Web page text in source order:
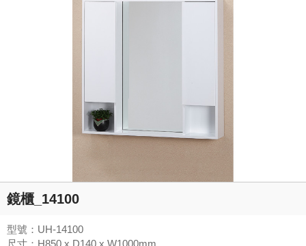
鏡櫃_14100
型號：UH-14100
尺寸：H850 x D140 x W1000mm